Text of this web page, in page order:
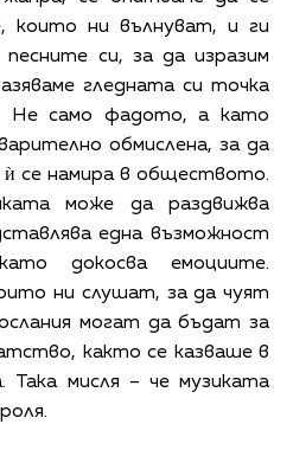
които ни вълнуват, и ги
песните си, за да изразим
гледната си точка
Не само фадото, а като
обмислена, за да
се намира в обществото.
може да раздвижва
една възможност
докосва емоциите.
ни слушат, за да чуят
могат да бъдат за
както се казваше в
Така мисля – че музиката